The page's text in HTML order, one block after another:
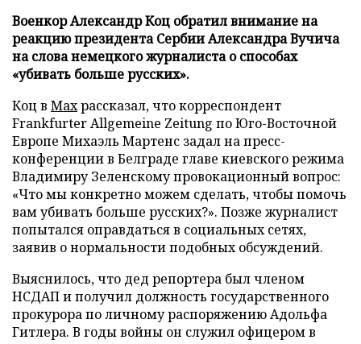
Военкор Александр Коц обратил внимание на
реакцию президента Сербии Александра Вучича
на слова немецкого журналиста о способах
«убивать больше русских».
Коц в Махрассказал, что корреспондент
Frankfurter Allgemeine Zeitung по Юго-Восточной
Европе Михаэль Мартенс задал на пресс-
конференции в Белграде главе киевского режима
Владимиру Зеленскому провокационный вопрос:
«Что мы конкретно можем сделать, чтобы помочь
вам убивать больше русских?». Позже журналист
попытался оправдаться в социальных сетях,
заявив о нормальности подобных обсуждений.
Выяснилось, что дед репортера был членом
НСДАП и получил должность государственного
прокурора по личному распоряжению Адольфа
Гитлера. В годы войны он служил офицером в